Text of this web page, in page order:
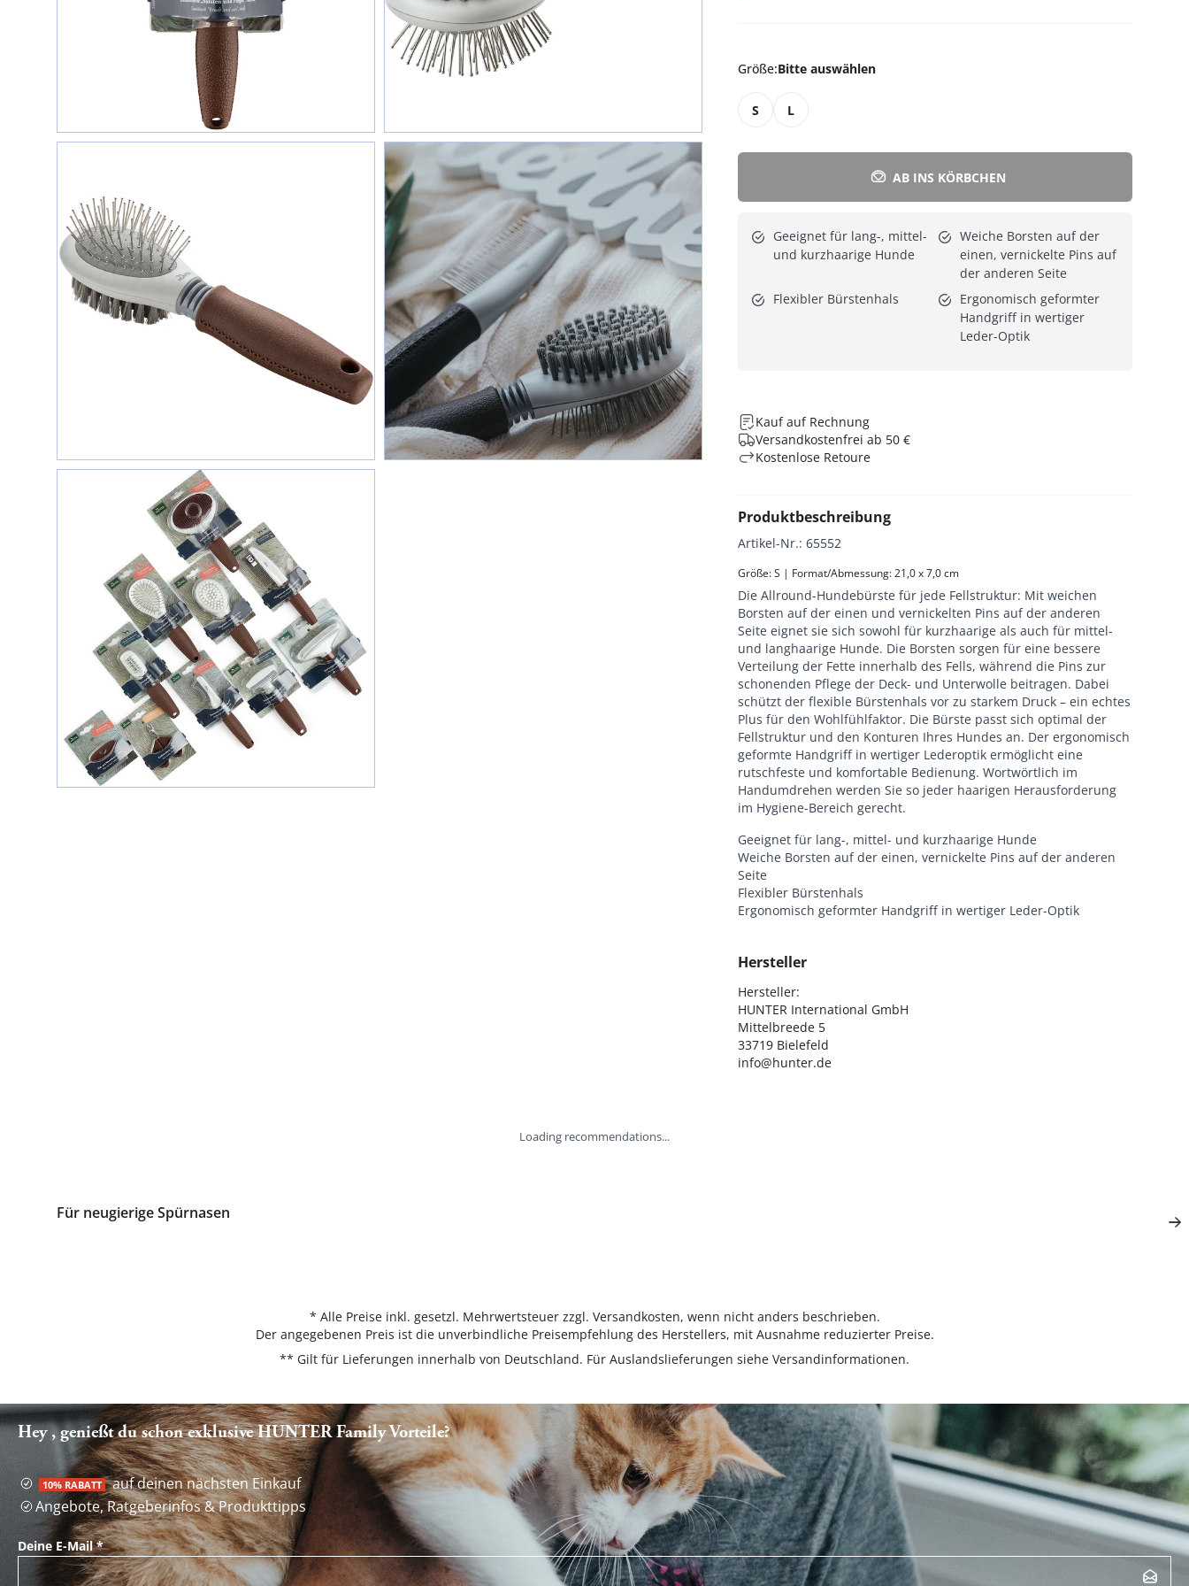
Größe:Bitte auswählen
S L
AB INS KÖRBCHEN
Geeignet für lang-, mittel-
und kurzhaarige Hunde
Weiche Borsten auf der
einen, vernickelte Pins auf
der anderen Seite
Flexibler Bürstenhals
Ergonomisch geformter
Handgriff in wertiger
Leder-Optik
Kauf auf Rechnung
Versandkostenfrei ab 50 €
Kostenlose Retoure
Produktbeschreibung
Artikel-Nr.: 65552
Größe: S | Format/Abmessung: 21,0 x 7,0 cm
Die Allround-Hundebürste für jede Fellstruktur: Mit weichen
Borsten auf der einen und vernickelten Pins auf der anderen
Seite eignet sie sich sowohl für kurzhaarige als auch für mittel-
und langhaarige Hunde. Die Borsten sorgen für eine bessere
Verteilung der Fette innerhalb des Fells, während die Pins zur
schonenden Pflege der Deck- und Unterwolle beitragen. Dabei
schützt der flexible Bürstenhals vor zu starkem Druck – ein echtes
Plus für den Wohlfühlfaktor. Die Bürste passt sich optimal der
Fellstruktur und den Konturen Ihres Hundes an. Der ergonomisch
geformte Handgriff in wertiger Lederoptik ermöglicht eine
rutschfeste und komfortable Bedienung. Wortwörtlich im
Handumdrehen werden Sie so jeder haarigen Herausforderung
im Hygiene-Bereich gerecht.
Geeignet für lang-, mittel- und kurzhaarige Hunde
Weiche Borsten auf der einen, vernickelte Pins auf der anderen
Seite
Flexibler Bürstenhals
Ergonomisch geformter Handgriff in wertiger Leder-Optik
Hersteller
Hersteller:
HUNTER International GmbH
Mittelbreede 5
33719 Bielefeld
info@hunter.de
Loading recommendations...
Für neugierige Spürnasen
* Alle Preise inkl. gesetzl. Mehrwertsteuer zzgl. Versandkosten, wenn nicht anders beschrieben.
Der angegebenen Preis ist die unverbindliche Preisempfehlung des Herstellers, mit Ausnahme reduzierter Preise.
** Gilt für Lieferungen innerhalb von Deutschland. Für Auslandslieferungen siehe Versandinformationen.
Hey , genießt du schon exklusive HUNTER Family Vorteile?
10% RABATT auf deinen nächsten Einkauf
Angebote, Ratgeberinfos & Produkttipps
Deine E-Mail*